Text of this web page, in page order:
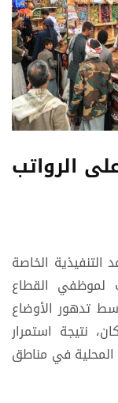
زيادة 20% على الرواتب
التنفيذية الخاصة
الرواتب لموظفي القطاع
تدهور الأوضاع
نتيجة استمرار
المحلية في مناطق